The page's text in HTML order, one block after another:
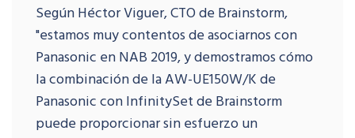
Según Héctor Viguer, CTO de Brainstorm,
"estamos muy contentos de asociarnos con
Panasonic en NAB 2019, y demostramos cómo
la combinación de la AW-UE150W/K de
Panasonic con InfinitySet de Brainstorm
puede proporcionar sin esfuerzo un